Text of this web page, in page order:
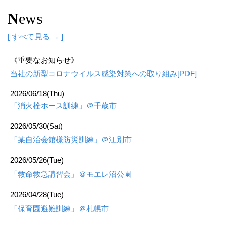
News
[ すべて見る → ]
《重要なお知らせ》
当社の新型コロナウイルス感染対策への取り組み[PDF]
2026/06/18(Thu)
「消火栓ホース訓練」＠千歳市
2026/05/30(Sat)
「某自治会館様防災訓練」＠江別市
2026/05/26(Tue)
「救命救急講習会」＠モエレ沼公園
2026/04/28(Tue)
「保育園避難訓練」＠札幌市